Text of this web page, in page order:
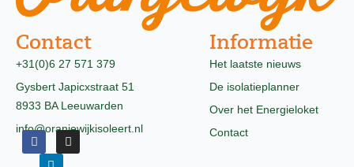
Contact
+31(0)6 27 571 379
Gysbert Japicxstraat 51
8933 BA Leeuwarden
info@oranjewijkisoleert.nl
F
a
I
n
i
Informatie
Het laatste nieuws
De isolatieplanner
Over het Energieloket
Contact